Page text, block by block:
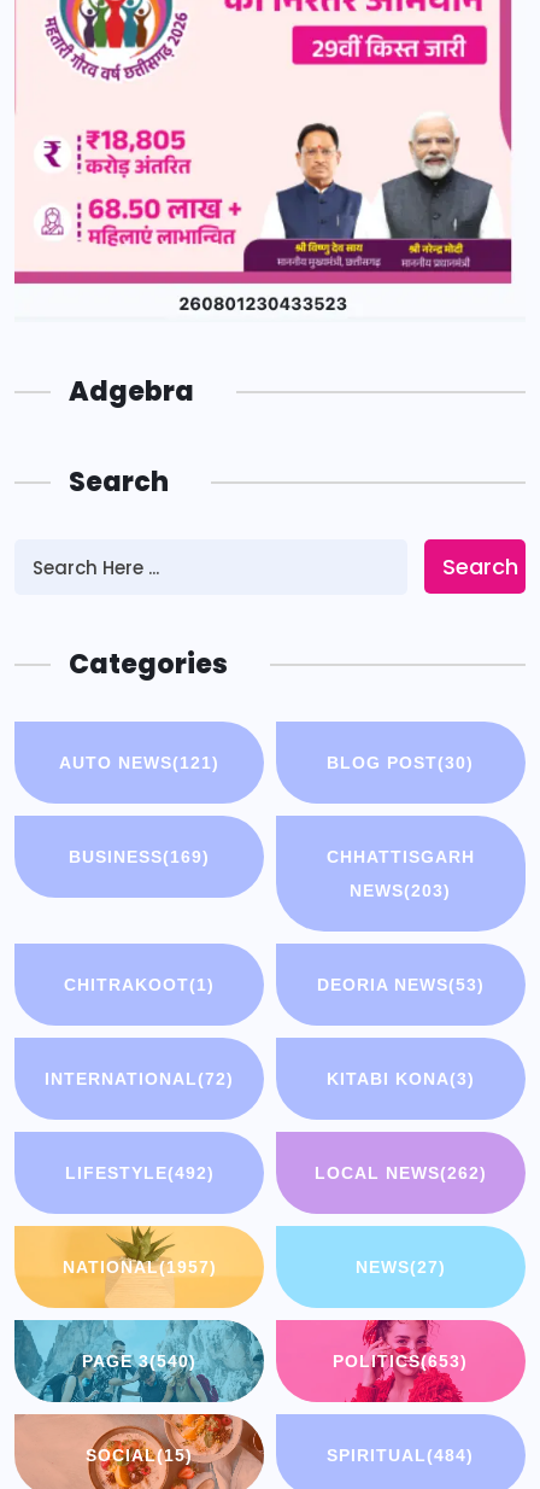
Adgebra
Search
Search
Categories
AUTO NEWS(121) BLOG POST(30)
BUSINESS(169)
CHHATTISGARH
NEWS(203)
CHITRAKOOT(1) DEORIA NEWS(53)
INTERNATIONAL(72) KITABI KONA(3)
LIFESTYLE(492) LOCAL NEWS(262)
NATIONAL(1957) NEWS(27)
PAGE 3(540) POLITICS(653)
SOCIAL(15) SPIRITUAL(484)